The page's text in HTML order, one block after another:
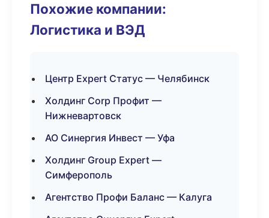
Похожие компании:
Логистика и ВЭД
Центр Expert Статус — Челябинск
Холдинг Corp Профит —
Нижневартовск
АО Синергия Инвест — Уфа
Холдинг Group Expert —
Симферополь
Агентство Профи Баланс — Калуга